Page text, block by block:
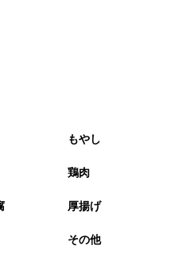
もやし
鶏肉
厚揚げ
その他